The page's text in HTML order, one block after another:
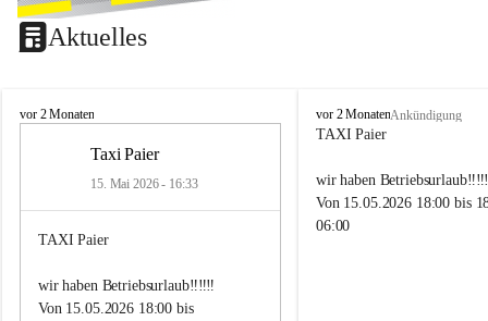
Aktuelles
T
a
vor 2 Monaten
Taxi Paier
15. Mai 2026 - 16:33
TAXI Paier
wir haben Betriebsurlaub‼️‼️‼️
Von 15.05.2026 18:00 bis
T
a
i
P
a
i
vor 2 MonatenAnkündigung
TAXI Paier
wir haben
Von 15.05.2026 18:00 bis
06:00